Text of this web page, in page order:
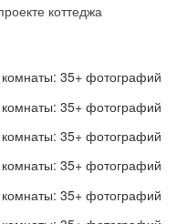
коттеджа